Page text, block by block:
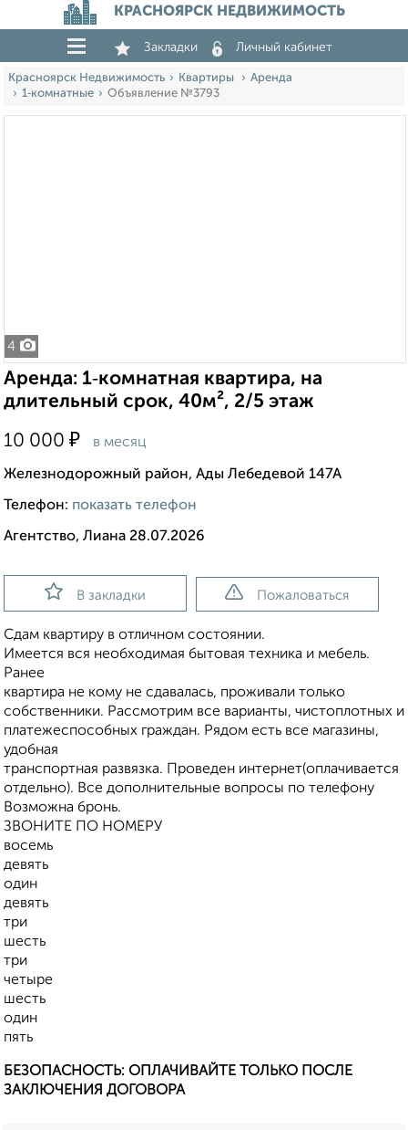
КРАСНОЯРСК НЕДВИЖИМОСТЬ
Закладки Личный кабинет
Красноярск Недвижимость Квартиры
Аренда
1‑комнатные
Объявление №3793
4
Аренда: 1‑комнатная квартира, на
длительный срок, 40м², 2/5 этаж
10 000 ₽ в месяц
Железнодорожный район, Ады Лебедевой 147А
Телефон: показать телефон
Агентство, Лиана 28.07.2026
В закладки Пожаловаться
Сдам квартиру в отличном состоянии.
Имеется вся необходимая бытовая техника и мебель.
Ранее
квартира не кому не сдавалась, проживали только
собственники. Рассмотрим все варианты, чистоплотных и
платежеспособных граждан. Рядом есть все магазины,
удобная
транспортная развязка. Проведен интернет(оплачивается
отдельно). Все дополнительные вопросы по телефону
Возможна бронь.
ЗВОНИТЕ ПО НОМЕРУ
восемь
девять
один
девять
три
шесть
три
четыре
шесть
один
пять
БЕЗОПАСНОСТЬ: ОПЛАЧИВАЙТЕ ТОЛЬКО ПОСЛЕ
ЗАКЛЮЧЕНИЯ ДОГОВОРА